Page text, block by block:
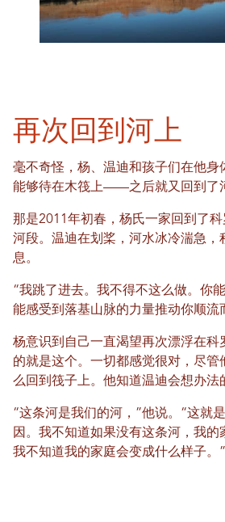
再次回到河上
毫不奇怪，杨、温迪和孩子们在他
能够待在木筏上——之后就又回到了
那是2011年初春，杨氏一家回到了
河段。温迪在划桨，河水冰冷湍急，
息。
“我跳了进去。我不得不这么做。你
能感受到落基山脉的力量推动你顺流
杨意识到自己一直渴望再次漂浮在科
的就是这个。一切都感觉很对，尽管
么回到筏子上。他知道温迪会想办法
“这条河是我们的河，”他说。“这就
因。我不知道如果没有这条河，我的
我不知道我的家庭会变成什么样子。”